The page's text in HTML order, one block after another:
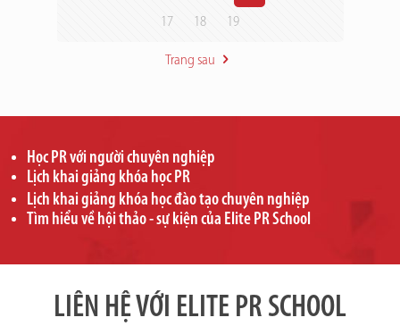
17 18 19
Trang sau
Học PR với người chuyên nghiệp
Lịch khai giảng khóa học PR
Lịch khai giảng khóa học đào tạo chuyên nghiệp
Tìm hiểu về hội thảo - sự kiện của Elite PR School
LIÊN HỆ VỚI ELITE PR SCHOOL